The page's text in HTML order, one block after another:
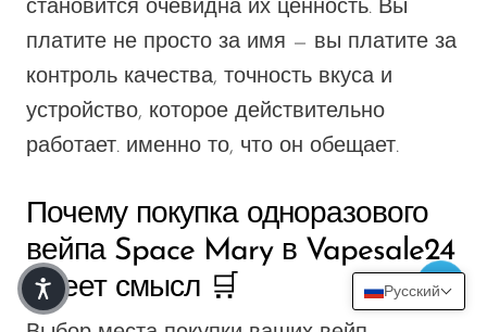
Русский
становится очевидна их ценность. Вы
платите не просто за имя — вы платите за
контроль качества, точность вкуса и
устройство, которое действительно
работает. именно то, что он обещает.
Почему покупка одноразового
вейпа Space Mary в Vapesale24
имеет смысл 🛒